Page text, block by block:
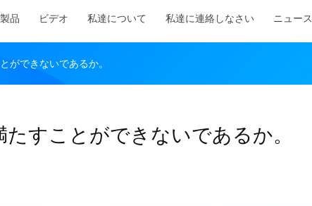
製品 ビデオ 私達について 私達に連絡しなさい ニュース
ができないであるか。
すことができないであるか。